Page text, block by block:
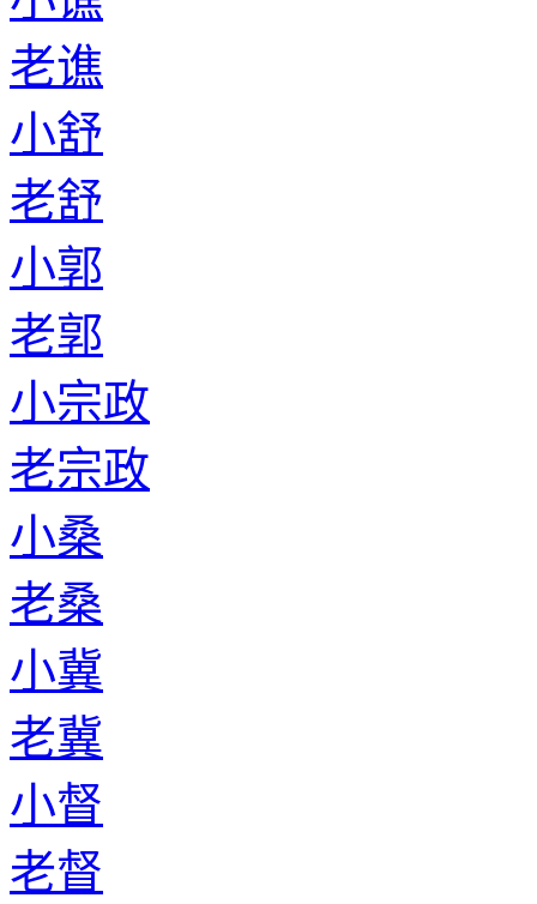
老谯
小舒
老舒
小郭
老郭
小宗政
老宗政
小桑
老桑
小冀
老冀
小督
老督